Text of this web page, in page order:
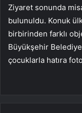
Ziyaret sonunda
bulunuldu. Konuk
birbirinden farklı
Büyükşehir
çocuklarla hatıra